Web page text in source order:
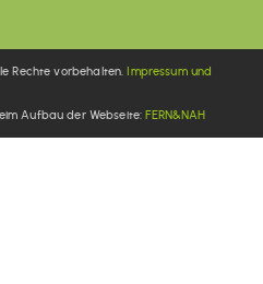
Rechte vorbehalten.Impressum und
Aufbau der Webseite:FERN&NAH